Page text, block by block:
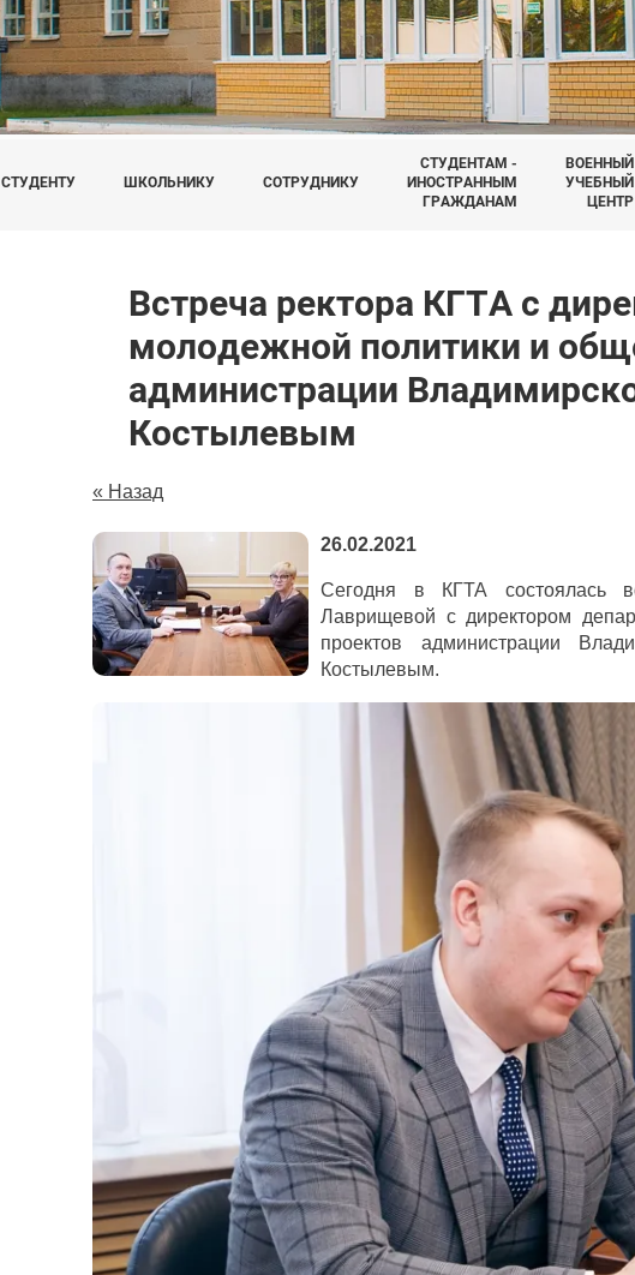
СТУДЕНТУ ШКОЛЬНИКУ СОТРУДНИКУ
СТУДЕНТАМ -
ИНОСТРАННЫМ
ГРАЖДАНАМ
ВОЕННЫЙ
УЧЕБНЫЙ
ЦЕНТР
Встреча ректора КГТА с
молодежной политики и
администрации
Костылевым
« Назад
26.02.2021
Сегодня в КГТА состоялась
Лаврищевой с директором
проектов администрации
Костылевым.